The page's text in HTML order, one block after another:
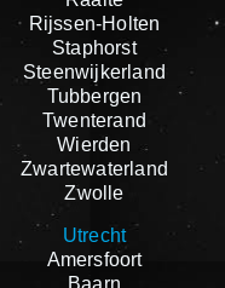
Rijssen-Holten
Staphorst
Steenwijkerland
Tubbergen
Twenterand
Wierden
Zwartewaterland
Zwolle
Utrecht
Amersfoort